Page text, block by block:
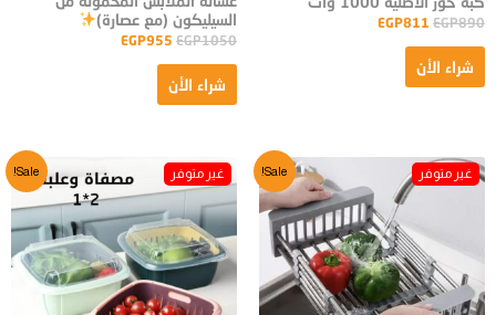
EGP890
EGP811
شراء الأن
السيليكون (مع عصارة)
EGP1050
EGP955
شراء الأن
Sale!
Sale!